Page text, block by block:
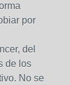
por
del
de los
No se